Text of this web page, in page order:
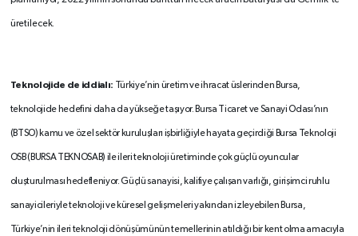
üretilecek.
Teknolojide de iddialı: Türkiye’nin üretim ve ihracat üslerinden Bursa,
teknolojide hedefini daha da yükseğe taşıyor. Bursa Ticaret ve Sanayi Odası’nın
(BTSO) kamu ve özel sektör kuruluşları işbirliğiyle hayata geçirdiği Bursa Teknoloji
OSB (BURSA TEKNOSAB) ile ileri teknoloji üretiminde çok güçlü oyuncular
oluşturulması hedefleniyor. Güçlü sanayisi, kalifiye çalışan varlığı, girişimci ruhlu
sanayicileriyle teknoloji ve küresel gelişmeleri yakından izleyebilen Bursa,
Türkiye’nin ileri teknoloji dönüşümünün temellerinin atıldığı bir kent olma amacıyla